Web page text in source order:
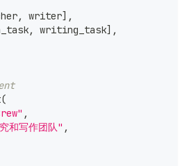
, writer] ,
, writing_task] ,
(
,
和写作团队" ,